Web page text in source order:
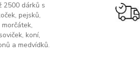
2500 dárků s
pejsků,
koní,
a medvídků.